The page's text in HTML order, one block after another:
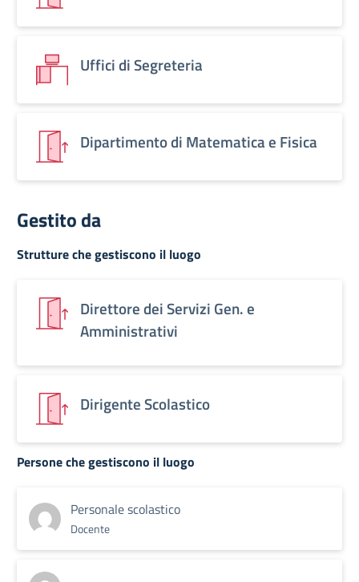
Uffici di Segreteria
Dipartimento di Matematica e Fisica
Gestito da
Strutture che gestiscono il luogo
Direttore dei Servizi Gen. e
Amministrativi
Dirigente Scolastico
Persone che gestiscono il luogo
Personale scolastico
Docente